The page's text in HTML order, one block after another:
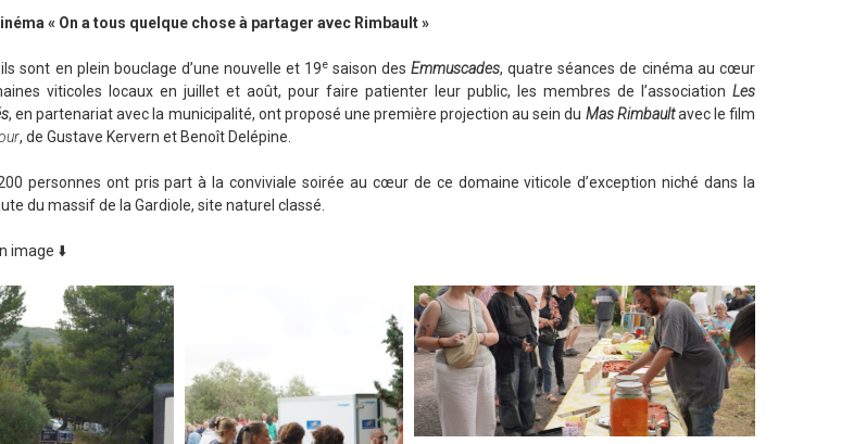
« On a tous quelque chose à partager avec Rimbault »
sont en plein bouclage d’une nouvelle et 19esaison des Emmuscades, quatre séances de cinéma au cœur
viticoles locaux en juillet et août, pour faire patienter leur public, les membres de l’association Les
, en partenariat avec la municipalité, ont proposé une première projection au sein du Mas Rimbaultavec le film
, de Gustave Kervern et Benoît Delépine.
personnes ont pris part à la conviviale soirée au cœur de ce domaine viticole d’exception niché dans la
du massif de la Gardiole, site naturel classé.
image ⬇️